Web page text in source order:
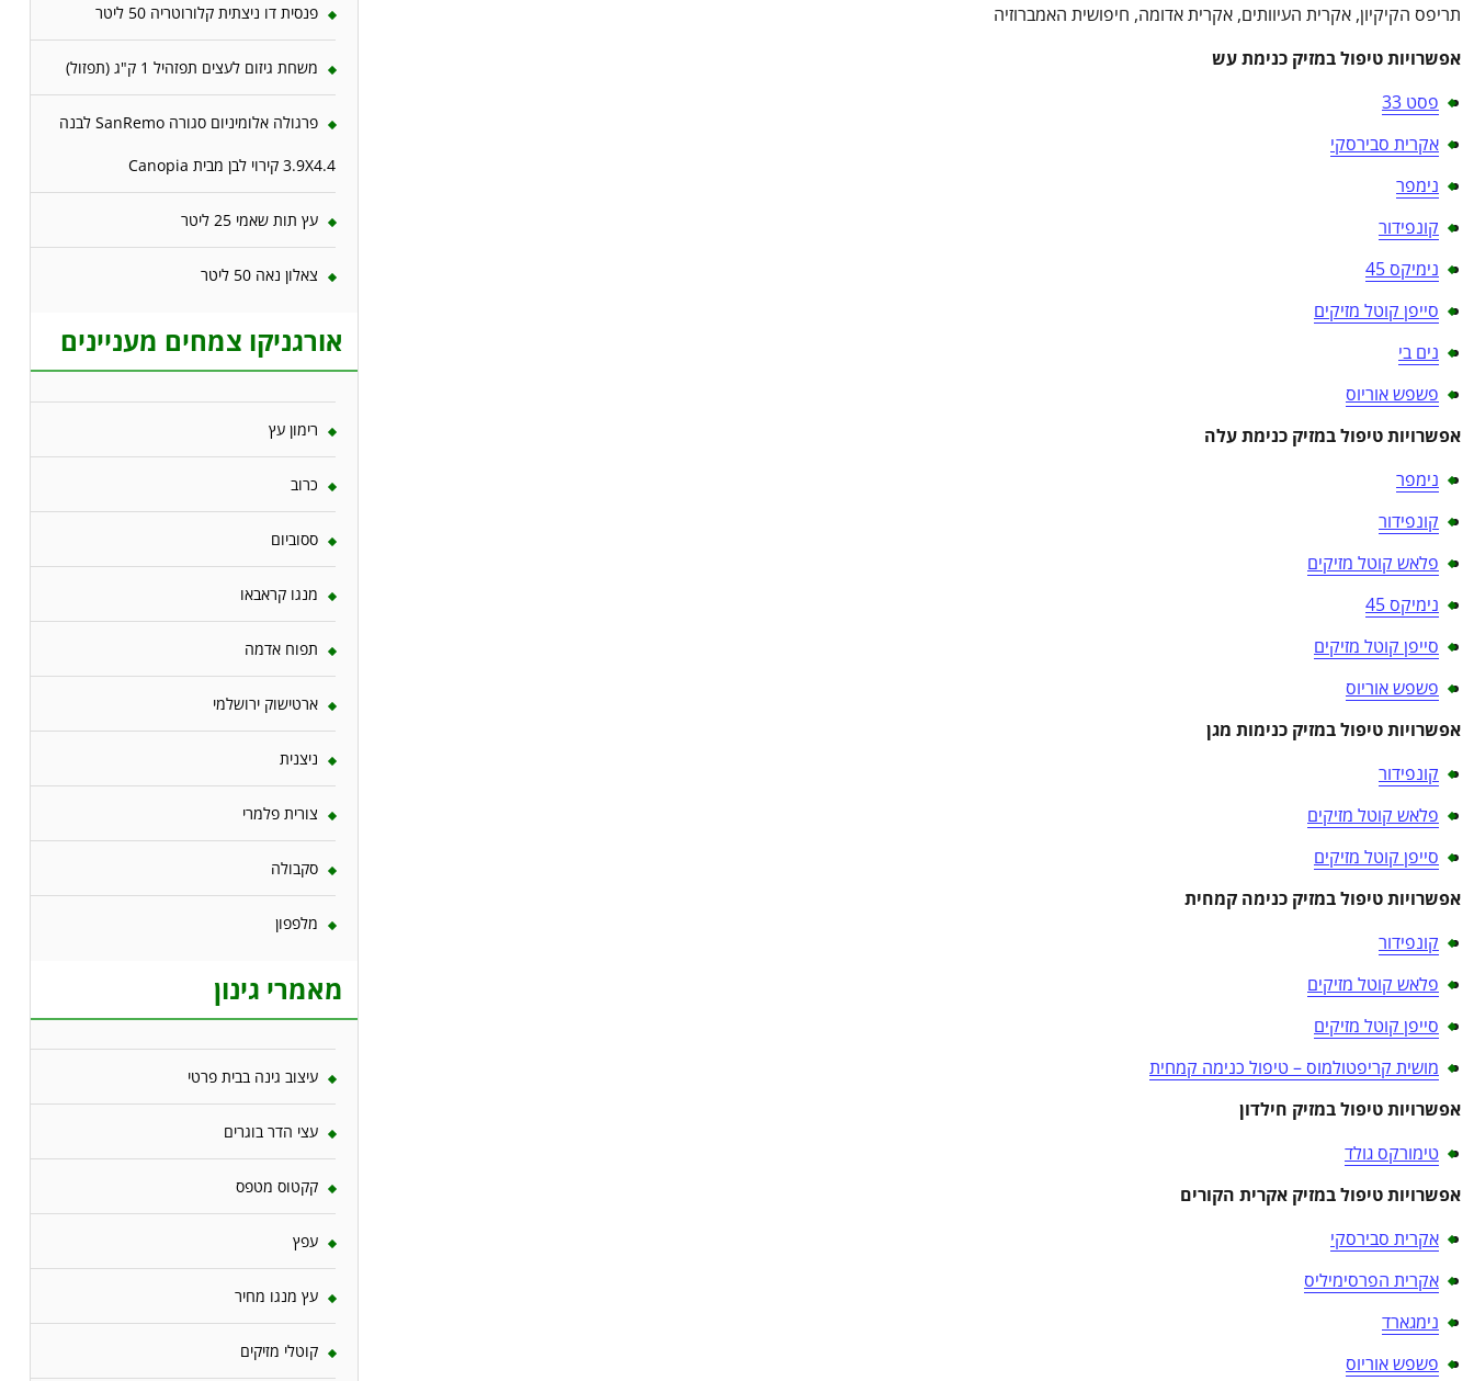
תריפס הקיקיון, אקרית העיוותים, אקרית אדומה, חיפושית האמברוזיה
אפשרויות טיפול במזיק כנימת עש
פסט 33
אקרית סבירסקי
נימפר
קונפידור
נימיקס 45
סייפן קוטל מזיקים
נים בי
פשפש אוריוס
אפשרויות טיפול במזיק כנימת עלה
נימפר
קונפידור
פלאש קוטל מזיקים
נימיקס 45
סייפן קוטל מזיקים
פשפש אוריוס
אפשרויות טיפול במזיק כנימות מגן
קונפידור
פלאש קוטל מזיקים
סייפן קוטל מזיקים
אפשרויות טיפול במזיק כנימה קמחית
קונפידור
פלאש קוטל מזיקים
סייפן קוטל מזיקים
מושית קריפטולמוס – טיפול כנימה קמחית
אפשרויות טיפול במזיק חילדון
טימורקס גולד
אפשרויות טיפול במזיק אקרית הקורים
אקרית סבירסקי
אקרית הפרסימיליס
נימגארד
פשפש אוריוס
פנסית דו ניצתית קלורוטריה 50 ליטר
משחת גיזום לעצים תפזהיל 1 ק"ג (תפזול)
פרגולה אלומיניום סגורה SanRemo לבנה
3.9X4.4 קירוי לבן מבית Canopia
עץ תות שאמי 25 ליטר
צאלון נאה 50 ליטר
אורגניקו צמחים מעניינים
רימון עץ
כרוב
ססוביום
מנגו קראבאו
תפוח אדמה
ארטישוק ירושלמי
ניצנית
צורית פלמרי
סקבולה
מלפפון
מאמרי גינון
עיצוב גינה בבית פרטי
עצי הדר בוגרים
קקטוס מטפס
עפץ
עץ מנגו מחיר
קוטלי מזיקים